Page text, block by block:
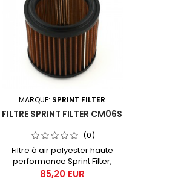
MARQUE: SPRINT FILTER
FILTRE SPRINT FILTER CM06S
(0)
Filtre à air polyester haute
performance Sprint Filter,
référence CM06S.
85,20 EUR